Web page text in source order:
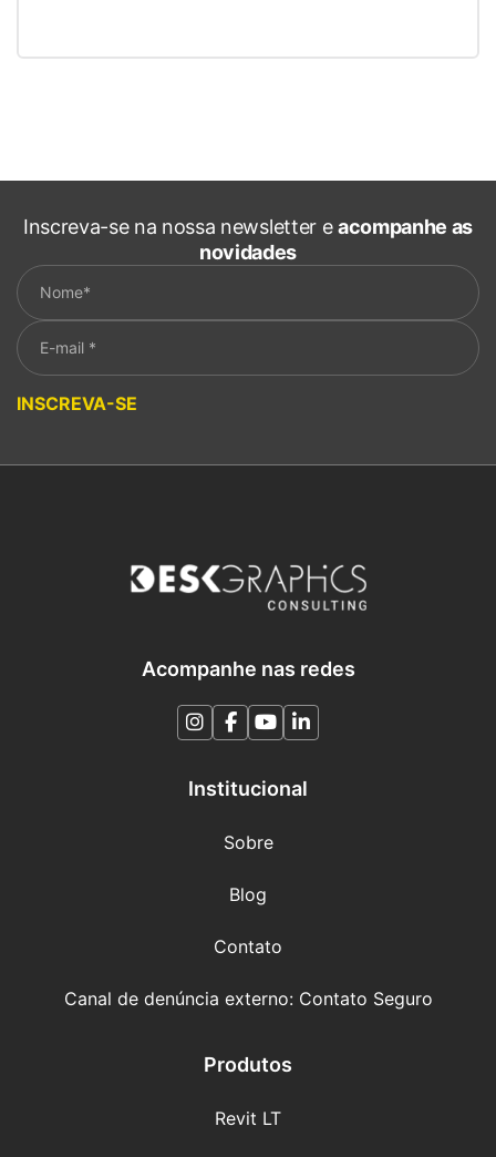
Inscreva-se na nossa newsletter eacompanhe as
novidades
INSCREVA-SE
Acompanhe nas redes
Institucional
Sobre
Blog
Contato
Canal de denúncia externo: Contato Seguro
Produtos
Revit LT